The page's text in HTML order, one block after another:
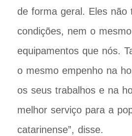
de forma geral. Eles não
condições, nem o
equipamentos que nós.
o mesmo empenho na
os seus trabalhos e na
melhor serviço para a
catarinense”, disse.